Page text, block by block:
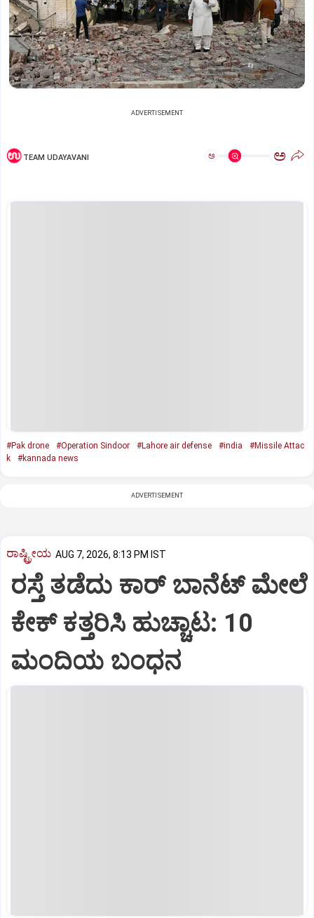
ADVERTISEMENT
TEAM UDAYAVANI ಅ ಅ
#Pak drone #Operation Sindoor #Lahore air defense #india
#Missile Attac
k
#kannada news
ADVERTISEMENT
ರಾಷ್ಟ್ರೀಯ AUG 7, 2026, 8:13 PM IST
ರಸ್ತೆ ತಡೆದು ಕಾರ್ ಬಾನೆಟ್ ಮೇಲೆ
ಕೇಕ್ ಕತ್ತರಿಸಿ ಹುಚ್ಚಾಟ: 10
ಮಂದಿಯ ಬಂಧನ